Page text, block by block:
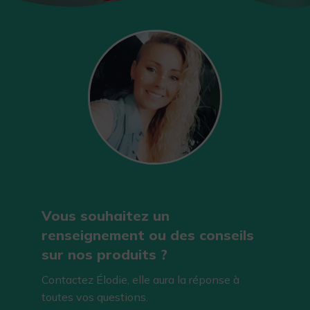
Vous souhaitez un
renseignement ou des conseils
sur nos produits ?
Contactez Élodie, elle aura la réponse à
toutes vos questions.